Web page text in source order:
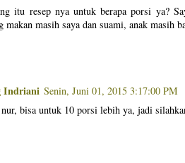
itu resep nya untuk berapa porsi ya?
makan masih saya dan suami, anak masih
Indriani Senin, Juni 01, 2015 3:17:00 PM
bisa untuk 10 porsi lebih ya, jadi